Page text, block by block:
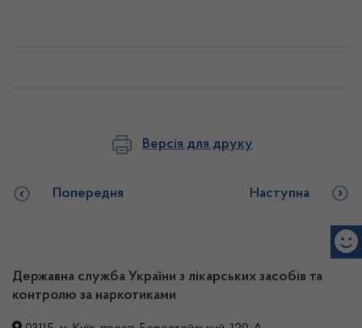
Версія для друку
Попередня Наступна
Державна служба України з лікарських засобів та
контролю за наркотиками